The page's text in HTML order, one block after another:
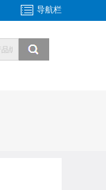
导航栏